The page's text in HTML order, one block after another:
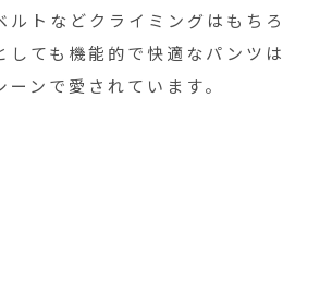
ルトなどクライミングはもちろ
しても機能的で快適なパンツは
ンで愛されています。